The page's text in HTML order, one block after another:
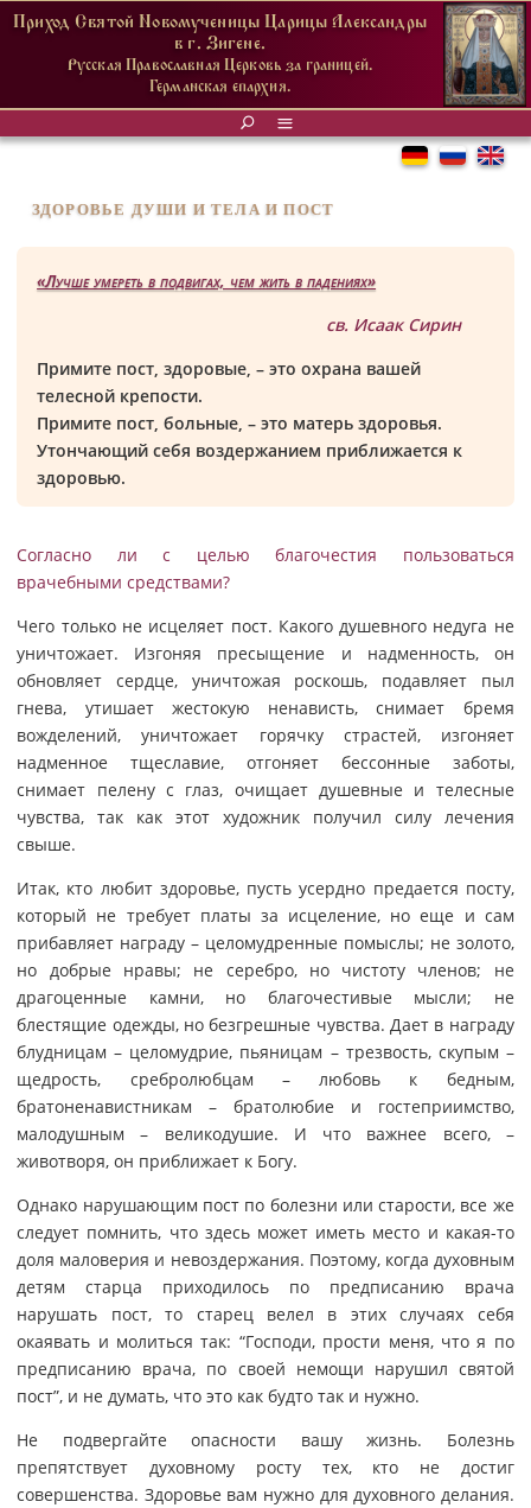
Приход Святой Новомученицы Царицы Александры
в г. Зигене.
Русская Православная Церковь за границей.
Германская епархия.
ЗДОРОВЬЕ ДУШИ И ТЕЛА И ПОСТ
«Лучше умереть в подвигах, чем жить в падениях»
св. Исаак Сирин
Примите пост, здоровые, – это охрана вашей
телесной крепости.
Примите пост, больные, – это матерь здоровья.
Утончающий себя воздержанием приближается к
здоровью.
Согласно ли с целью благочестия пользоваться
врачебными средствами?
Чего только не исцеляет пост. Какого душевного недуга не
уничтожает. Изгоняя пресыщение и надменность, он
обновляет сердце, уничтожая роскошь, подавляет пыл
гнева, утишает жестокую ненависть, снимает бремя
вожделений, уничтожает горячку страстей, изгоняет
надменное тщеславие, отгоняет бессонные заботы,
снимает пелену с глаз, очищает душевные и телесные
чувства, так как этот художник получил силу лечения
свыше.
Итак, кто любит здоровье, пусть усердно предается посту,
который не требует платы за исцеление, но еще и сам
прибавляет награду – целомудренные помыслы; не золото,
но добрые нравы; не серебро, но чистоту членов; не
драгоценные камни, но благочестивые мысли; не
блестящие одежды, но безгрешные чувства. Дает в награду
блудницам – целомудрие, пьяницам – трезвость, скупым –
щедрость, сребролюбцам – любовь к бедным,
братоненавистникам – братолюбие и гостеприимство,
малодушным – великодушие. И что важнее всего, –
животворя, он приближает к Богу.
Однако нарушающим пост по болезни или старости, все же
следует помнить, что здесь может иметь место и какая-то
доля маловерия и невоздержания. Поэтому, когда духовным
детям старца приходилось по предписанию врача
нарушать пост, то старец велел в этих случаях себя
окаявать и молиться так: “Господи, прости меня, что я по
предписанию врача, по своей немощи нарушил святой
пост”, и не думать, что это как будто так и нужно.
Не подвергайте опасности вашу жизнь. Болезнь
препятствует духовному росту тех, кто не достиг
совершенства. Здоровье вам нужно для духовного делания.